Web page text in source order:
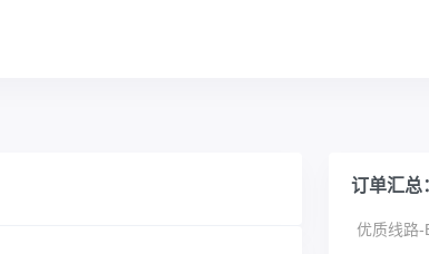
订单汇总
优质线路-